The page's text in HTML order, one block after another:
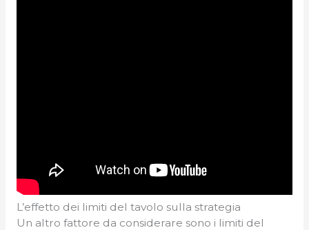
L’effetto dei limiti del tavolo sulla strategia
Un altro fattore da considerare sono i limiti del